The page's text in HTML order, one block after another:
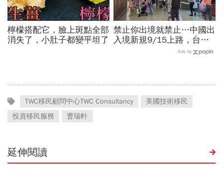
檸檬搭配它，臉上斑點全部
消失了，小肚子都變平坦了
禁止你出境就禁止…中國出
入境新規9/15上路，台灣
人小心「有去無回」？4種
Ads by
TWC移民顧問中心TWC Consultancy
美國技術移民
投資移民服務
曹瑞軒
延伸閱讀